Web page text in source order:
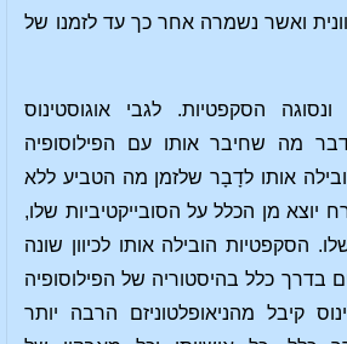
ואשר נשמרה אחר כך עד לזמנו של
הסקפטיות. לגבי אוגוסטינוס
מה שחיבר אותו עם הפילוסופיה
אותו לדָבָר שלזמן מה הטביע ללא
יוצא מן הכלל על הסובייקטיביות שלו,
הסקפטיות הובילה אותו לכיוון שונה
בדרך כלל בהיסטוריה של הפילוסופיה
קיבל מהניאופלטוניזם הרבה יותר